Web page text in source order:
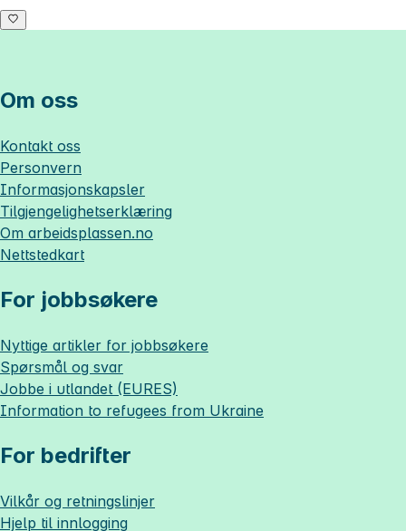
Om oss
Kontakt oss
Personvern
Informasjonskapsler
Tilgjengelighetserklæring
Om arbeidsplassen.no
Nettstedkart
For jobbsøkere
Nyttige artikler for jobbsøkere
Spørsmål og svar
Jobbe i utlandet (EURES)
Information to refugees from Ukraine
For bedrifter
Vilkår og retningslinjer
Hjelp til innlogging